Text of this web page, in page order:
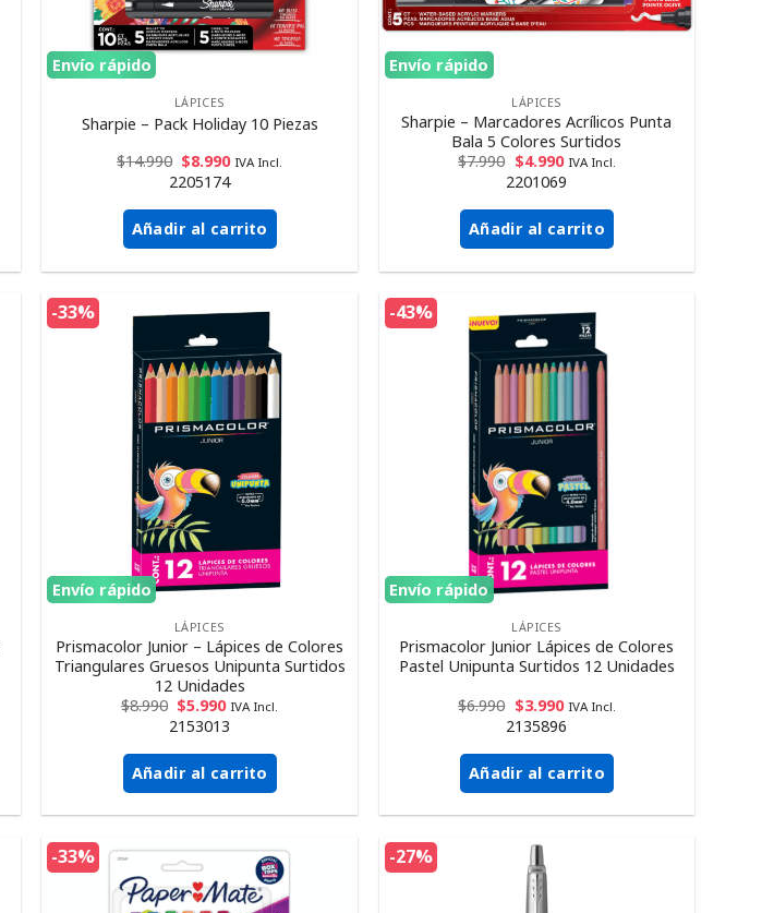
Envío rápido
LÁPICES
Sharpie – Pack Holiday 10 Piezas
$14.990 $8.990 IVA Incl.
2205174
Añadir al carrito
Envío rápido
LÁPICES
Sharpie – Marcadores Acrílicos Punta
Bala 5 Colores Surtidos
$7.990 $4.990 IVA Incl.
2201069
Añadir al carrito
-33%
Envío rápido
LÁPICES
Prismacolor Junior – Lápices de Colores
Triangulares Gruesos Unipunta Surtidos
12 Unidades
$8.990 $5.990 IVA Incl.
2153013
Añadir al carrito
-43%
Envío rápido
LÁPICES
Prismacolor Junior Lápices de Colores
Pastel Unipunta Surtidos 12 Unidades
$6.990 $3.990 IVA Incl.
2135896
Añadir al carrito
-33% -27%